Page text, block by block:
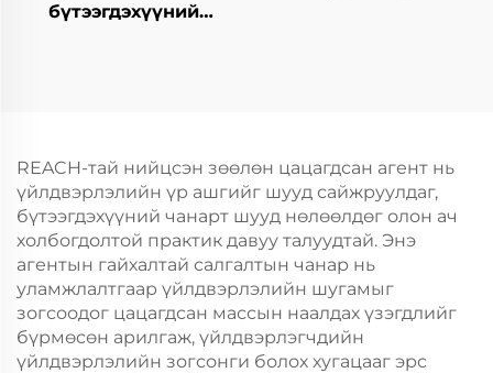
бүтээгдэхүүний
REACH-тай нийцсэн зөөлөн цацагдсан агент нь
үйлдвэрлэлийн үр ашгийг шууд сайжруулдаг,
бүтээгдэхүүний чанарт шууд нөлөөлдөг олон ач
холбогдолтой практик давуу талуудтай. Энэ
агентын гайхалтай салгалтын чанар нь
уламжлалтгаар үйлдвэрлэлийн шугамыг
зогсоодог цацагдсан массын наалдах үзэгдлийг
бүрмөсөн арилгаж, үйлдвэрлэгчдийн
үйлдвэрлэлийн зогсонги болох хугацааг эрс